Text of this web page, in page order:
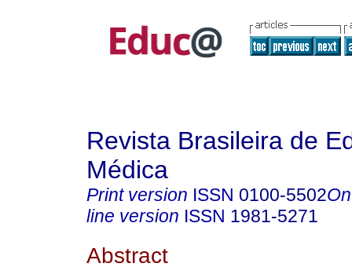
Revista Brasileira de
Médica
Print version ISSN 0100-5502
line version ISSN 1981-5271
Abstract